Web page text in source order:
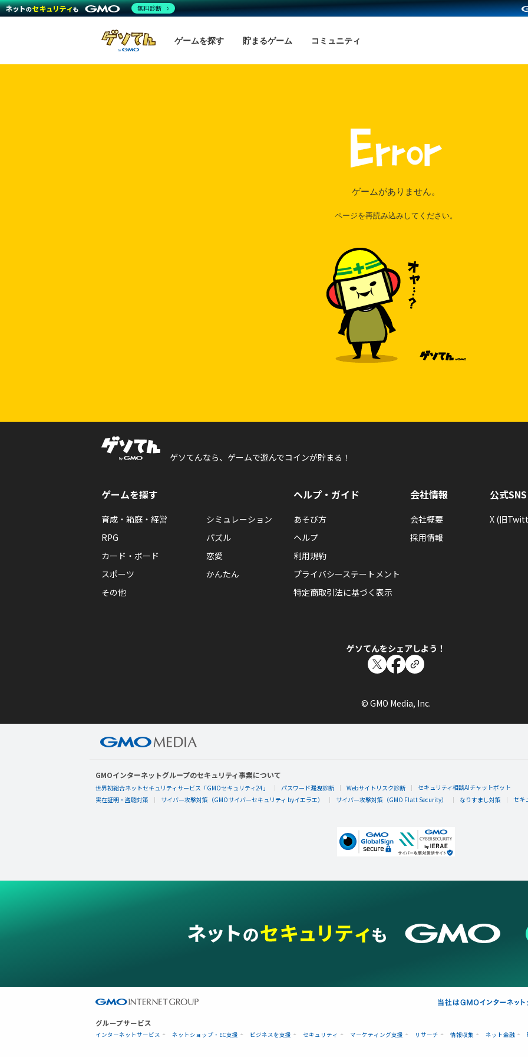
ゲームを探す 貯まるゲーム コミュニティ
ゲームがありません。
ページを再読み込みしてください。
ゲソてんなら、ゲームで遊んでコインが貯まる！
ゲームを探す
育成・箱庭・経営
シミュレーション
RPG
パズル
カード・ボード
恋愛
スポーツ
かんたん
その他
ヘルプ・ガイド
あそび方
ヘルプ
利用規約
プライバシーステートメント
特定商取引法に基づく表示
会社情報
会社概要
採用情報
公式SNS
X (旧
ゲソてんをシェアしよう！
© GMO Media, Inc.
GMOインターネットグループのセキュリティ事業について
世界初総合ネットセキュリティサービス「GMOセキュリティ24」 パスワード漏洩診断 Webサイトリスク診断
セキュリティ相談AIチャットボット
実在証明・盗聴対策
サイバー攻撃対策（GMOサイバーセキュリティ byイエラエ） サイバー攻撃対策（GMO Flatt Security） なりすまし対策 セキ
グループサービス
インターネットサービス ネットショップ・EC支援 ビジネスを支援 セキュリティ マーケティング支援 リサーチ 情報収集 ネット金融
無料診断